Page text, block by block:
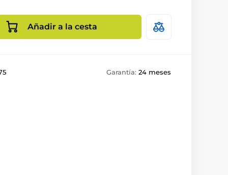
Añadir a la cesta
Garantía: 24 meses